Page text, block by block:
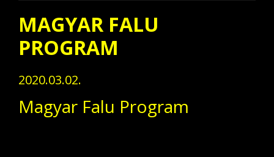
MAGYAR FALU
PROGRAM
2020.03.02.
Magyar Falu Program